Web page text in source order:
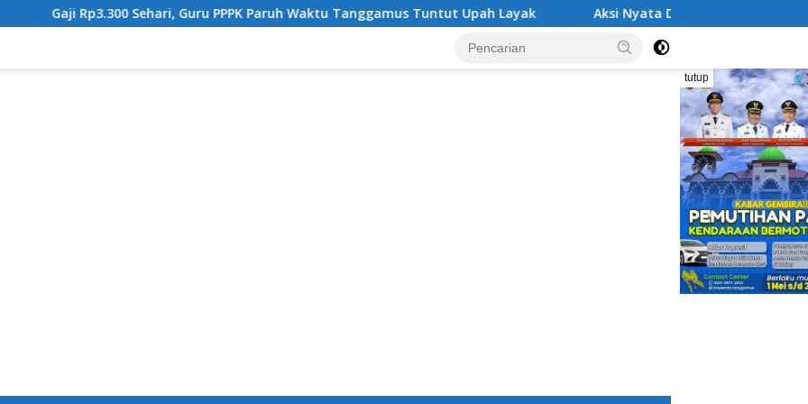
Sehari, Guru PPPK Paruh Waktu Tanggamus Tuntut Upah Layak Aksi Nyata DPD MAI Tanggamus: Edukasi
tutup